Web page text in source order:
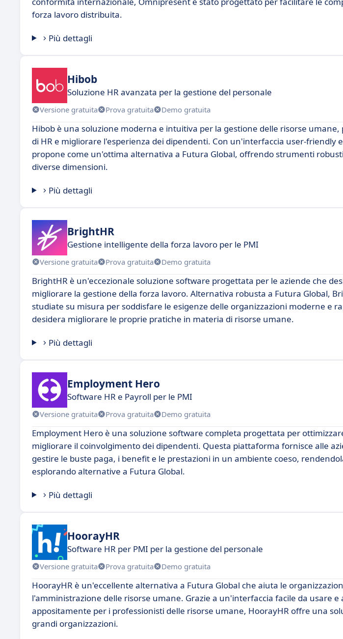
forza lavoro distribuita.
Più dettagli
Hibob
Soluzione HR avanzata per la gestione del personale
Versione gratuita Prova gratuita Demo gratuita
Hibob è una soluzione moderna e intuitiva per la gestione delle risorse
di HR e migliorare l'esperienza dei dipendenti. Con un'interfaccia user-friendly
propone come un'ottima alternativa a Futura Global, offrendo strumenti
diverse dimensioni.
Più dettagli
BrightHR
Gestione intelligente della forza lavoro per le PMI
Versione gratuita Prova gratuita Demo gratuita
BrightHR è un'eccezionale soluzione software progettata per le aziende che
migliorare la gestione della forza lavoro. Alternativa robusta a Futura Global,
studiate su misura per soddisfare le esigenze delle organizzazioni moderne e
desidera migliorare le proprie pratiche in materia di risorse umane.
Più dettagli
Employment Hero
Software HR e Payroll per le PMI
Versione gratuita Prova gratuita Demo gratuita
Employment Hero è una soluzione software completa progettata per
migliorare il coinvolgimento dei dipendenti. Questa piattaforma fornisce alle
gestire le buste paga, i benefit e le prestazioni in un ambiente coeso,
esplorando alternative a Futura Global.
Più dettagli
HoorayHR
Software HR per PMI per la gestione del personale
Versione gratuita Prova gratuita Demo gratuita
HoorayHR è un'eccellente alternativa a Futura Global che aiuta le
l'amministrazione delle risorse umane. Grazie a un'interfaccia facile da usare
appositamente per i professionisti delle risorse umane, HoorayHR offre una
grandi organizzazioni.